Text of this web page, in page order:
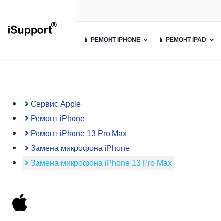
📱 РЕМОНТ IPHONE 📱 РЕМОНТ IPAD
Сервис Apple
Ремонт iPhone
Ремонт iPhone 13 Pro Max
Замена микрофона iPhone
Замена микрофона iPhone 13 Pro Max